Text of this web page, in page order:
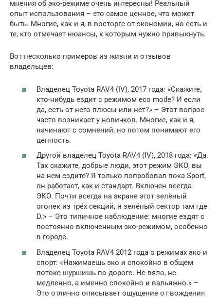
мнения об эко-режиме очень интересны! Реальный
опыт использования – это самое ценное, что может
быть. Многие, как и я, в восторге от экономии, но есть и
те, кто отмечает нюансы, к которым нужно привыкнуть.
Вот несколько примеров из жизни и отзывов
владельцев:
Владелец Toyota RAV4 (IV), 2017 года: «Скажите,
кто-нибудь ездит с режимом eco mode? И если
да, есть от него плюсы или нет?» – Этот вопрос
часто возникает у новичков. Многие, как и я,
начинают с сомнений, но потом понимают его
ценность.
Другой владелец Toyota RAV4 (IV), 2018 года: «Да.
Так скажите, добрые люди, этот режим ЭКО, вы
на нем ездите? Я только попробовал пока Sport,
он работает, как и стандарт. Включен всегда
ЭКО. Почти всегда на экране этот зелёный
огонек из трёх секций, и зелёный сектор там где
D.» – Это типичное наблюдение: многие ездят с
постоянно включенным эко-режимом, особенно
в городе.
Владелец Toyota RAV4 2012 года о режимах эко и
спорт: «Нажимаешь эко и спокойно в общем
потоке шуршишь по дороге. Не вяло, не
медленно, а именно спокойно и вальяжно.» –
Это отлично описывает ощущение от вождения